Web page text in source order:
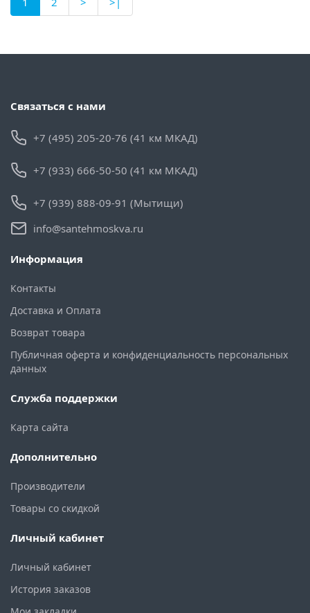
Связаться с нами
+7 (495) 205-20-76 (41 км МКАД)
+7 (933) 666-50-50 (41 км МКАД)
+7 (939) 888-09-91 (Мытищи)
info@santehmoskva.ru
Информация
Контакты
Доставка и Оплата
Возврат товара
Публичная оферта и конфиденциальность персональных
данных
Служба поддержки
Карта сайта
Дополнительно
Производители
Товары со скидкой
Личный кабинет
Личный кабинет
История заказов